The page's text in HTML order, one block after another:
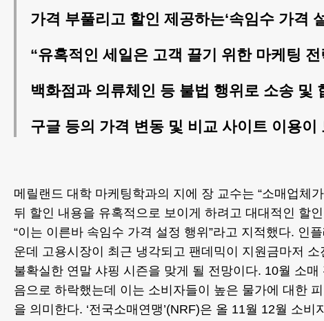
가격 부풀리고 할인 제공하는‘속임수 가격
“유혹적인 세일은 고객 끌기 위한 마케팅 전
백화점과 의류체인 등 불법 행위로 소송 및
구글 등의 가격 변동 및 비교 사이트 이용이
메릴랜드 대학 마케팅학과의 지에 장 교수는 “소매업체
뒤 할인 내용을 유혹적으로 보이게 하려고 대대적인 할인
“이는 이른바 속임수 가격 설정 행위”라고 지적했다. 인
운데 고용시장이 최근 냉각되고 팬데믹이 지원금마저
불확실한 연말 샤핑 시즌을 맞게 될 전망이다. 10월 소매
음으로 하락했는데 이는 소비자들이 높은 물가에 대한
을 의미한다. ‘전국소매연맹’(NRF)은 올 11월 12월 소비